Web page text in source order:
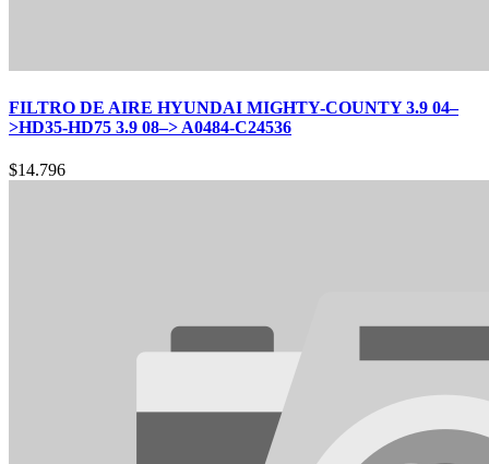
FILTRO DE AIRE HYUNDAI MIGHTY-COUNTY 3.9 04–
>HD35-HD75 3.9 08–> A0484-C24536
$14.796